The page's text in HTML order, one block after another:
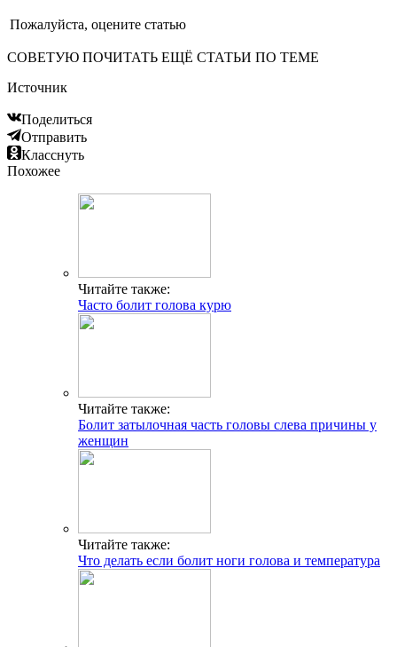
Пожалуйста, оцените статью
СОВЕТУЮ ПОЧИТАТЬ ЕЩЁ СТАТЬИ ПО ТЕМЕ
Источник
Поделиться
Отправить
Класснуть
Похожее
Читайте также:
Часто болит голова курю
Читайте также:
Болит затылочная часть головы слева причины у
женщин
Читайте также:
Что делать если болит ноги голова и температура